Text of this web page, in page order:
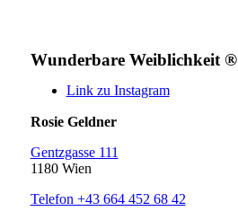
Link zu Instagram
Wunderbare Weiblichkeit ®
Rosie Geldner
Gentzgasse 111
1180 Wien
Telefon +43 664 452 68 42